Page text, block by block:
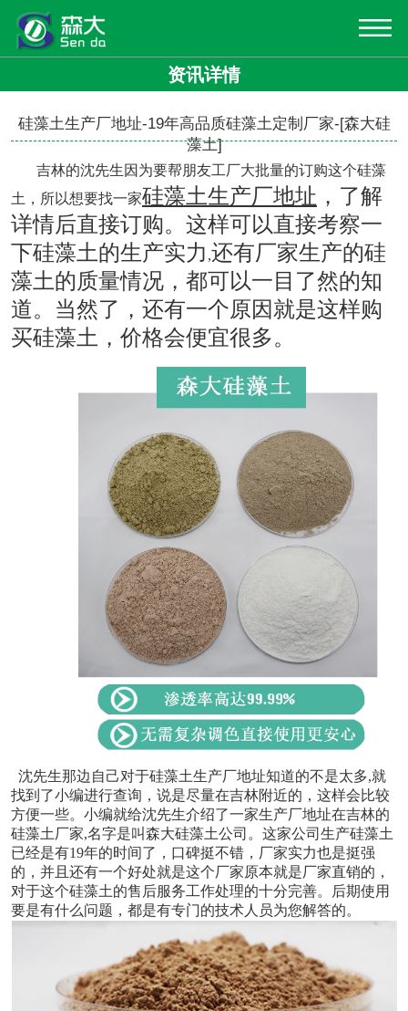
资讯详情
硅藻土生产厂地址-19年高品质硅藻土定制厂家-[森大硅
藻土]
吉林的沈先生因为要帮朋友工厂大批量的订购这个硅藻
土，所以想要找一家硅藻土生产厂地址 ，了解
详情后直接订购。这样可以直接考察一
下硅藻土的生产实力 ,还有厂家生产的硅
藻土的质量情况，都可以一目了然的知
道。当然了，还有一个原因就是这样购
买硅藻土，价格会便宜很多。
沈先生那边自己对于硅藻土生产厂地址知道的不是太多,就
找到了小编进行查询，说是尽量在吉林附近的，这样会比较
方便一些。小编就给沈先生介绍了一家生产厂地址在吉林的
硅藻土厂家,名字是叫森大硅藻土公司。这家公司生产硅藻土
已经是有19年的时间了，口碑挺不错，厂家实力也是挺强
的，并且还有一个好处就是这个厂家原本就是厂家直销的，
对于这个硅藻土的售后服务工作处理的十分完善。后期使用
要是有什么问题，都是有专门的技术人员为您解答的。